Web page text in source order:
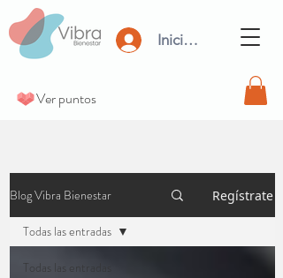
Iniciar Sesión
Ver puntos
Blog Vibra Bienestar Regístrate
Todas las entradas
Todas las entradas